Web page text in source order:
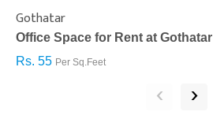
Gothatar
Office Space for Rent at Gothatar
Rs. 55 Per Sq.Feet
‹ ›